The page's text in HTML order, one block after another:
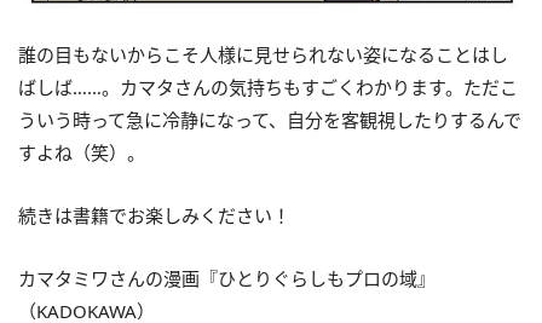
誰の目もないからこそ人様に見せられない姿になることはし
ばしば……。カマタさんの気持ちもすごくわかります。ただこ
ういう時って急に冷静になって、自分を客観視したりするんで
すよね（笑）。
続きは書籍でお楽しみください！
カマタミワさんの漫画『ひとりぐらしもプロの域』
（KADOKAWA）